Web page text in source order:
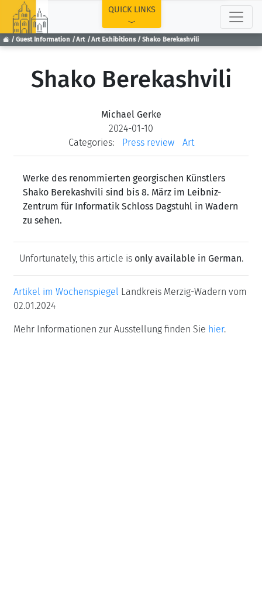
Guest Information Art Art Exhibitions Shako Berekashvili
QUICK LINKS
Shako Berekashvili
Michael Gerke
2024-01-10
Categories:
Press review Art
Werke des renommierten georgischen Künstlers
Shako Berekashvili sind bis 8. März im Leibniz-
Zentrum für Informatik Schloss Dagstuhl in Wadern
zu sehen.
Unfortunately, this article is only available in German.
Artikel im Wochenspiegel Landkreis Merzig-Wadern vom
02.01.2024
Mehr Informationen zur Ausstellung finden Sie hier.